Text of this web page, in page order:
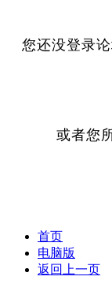
您还没登录
或者您
首页
电脑版
返回上一页